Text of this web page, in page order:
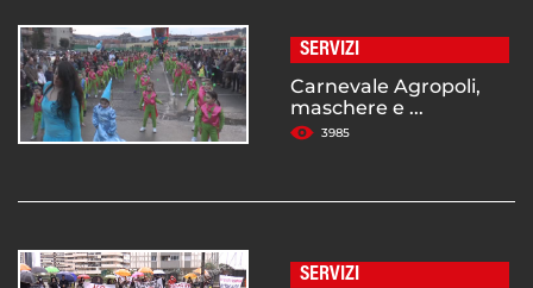
SERVIZI
Carnevale Agropoli,
maschere e ...
3985
SERVIZI